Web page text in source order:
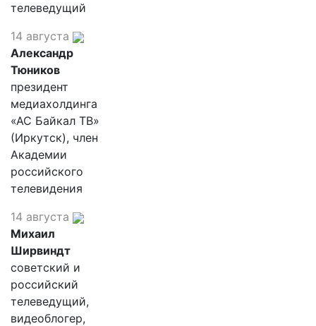
телеведущий
14 августа
Александр
Тюников
президент
медиахолдинга
«АС Байкал ТВ»
(Иркутск), член
Академии
российского
телевидения
14 августа
Михаил
Ширвиндт
советский и
российский
телеведущий,
видеоблогер,